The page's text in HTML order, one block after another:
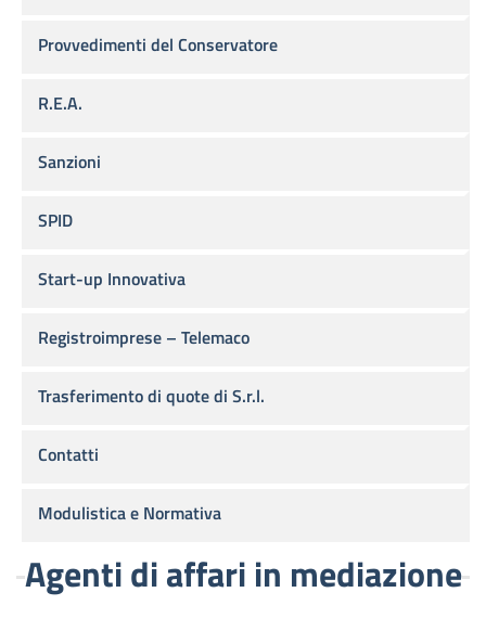
Agenti di affari in mediazione
Provvedimenti del Conservatore
R.E.A.
Sanzioni
SPID
Start-up Innovativa
Registroimprese – Telemaco
Trasferimento di quote di S.r.l.
Contatti
Modulistica e Normativa